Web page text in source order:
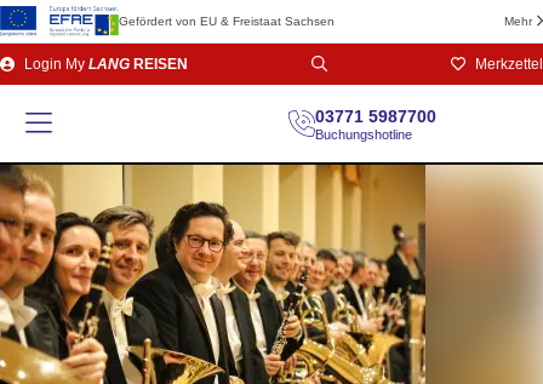
Gefördert von EU & Freistaat Sachsen Mehr
Direkt
zum
Login My LANG REISEN Merkzettel
03771 5987700
Buchungshotline